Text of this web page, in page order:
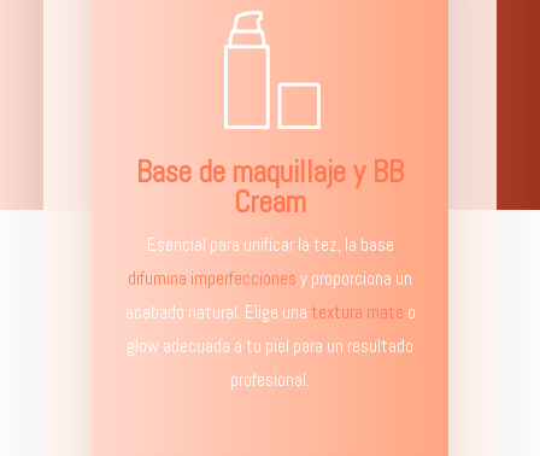
Base de maquillaje y BB
Cream
Esencial para unificar la tez, la base
difumina imperfecciones y proporciona un
acabado natural. Elige una textura mate o
glow adecuada a tu piel para un resultado
profesional.